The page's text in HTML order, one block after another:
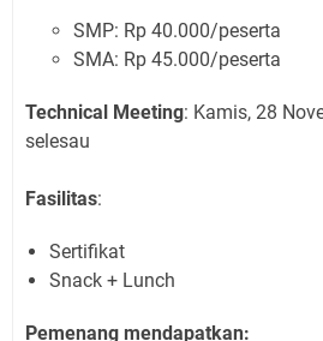
SMP: Rp 40.000/peserta
SMA: Rp 45.000/peserta
Technical Meeting: Kamis, 28
selesau
Fasilitas:
Sertifikat
Snack + Lunch
Pemenang mendapatkan: